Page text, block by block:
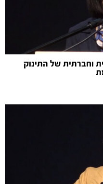
וחברתית של התינוק